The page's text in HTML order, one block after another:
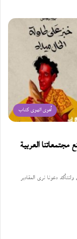
أهوى الهوى كتاب
العربية
دعونا نرى المقادير